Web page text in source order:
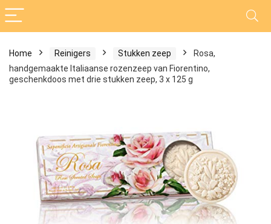
Home Reinigers Stukken zeep
Rosa,
handgemaakte Italiaanse rozenzeep van Fiorentino,
geschenkdoos met drie stukken zeep, 3 x 125 g